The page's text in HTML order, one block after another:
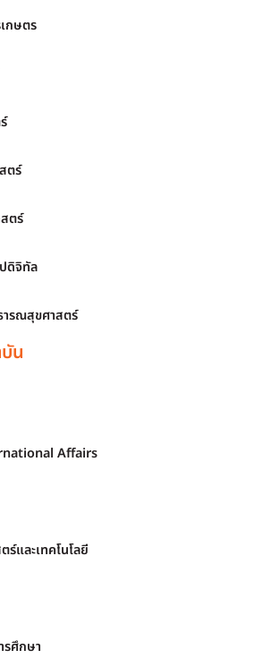
กษตร
ตร์
ตร์
ดิจิทัล
ารณสุขศาสตร์
น
Affairs
ร์และเทคโนโลยี
รศึกษา